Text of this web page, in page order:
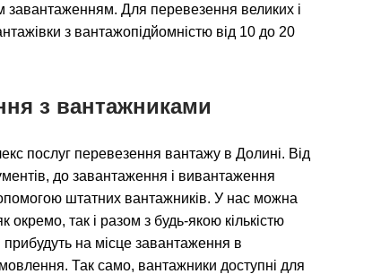
завантаженням. Для перевезення великих і
з вантажопідйомністю від 10 до 20
з вантажниками
послуг перевезення вантажу в Долині. Від
до завантаження і вивантаження
штатних вантажників. У нас можна
так і разом з будь-якою кількістю
прибудуть на місце завантаження в
Так само, вантажники доступні для